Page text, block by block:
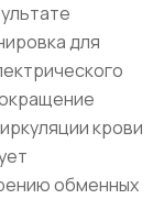
для
крови
обменных